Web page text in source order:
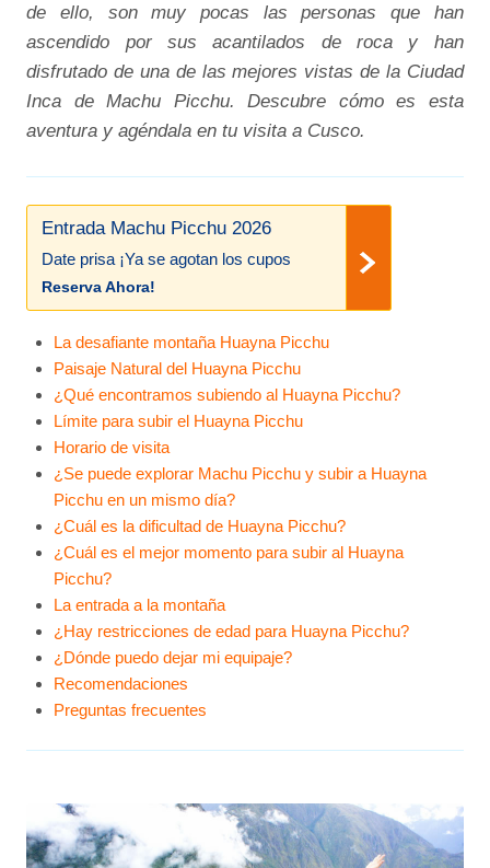
de ello, son muy pocas las personas que han
ascendido por sus acantilados de roca y han
disfrutado de una de las mejores vistas de la Ciudad
Inca de Machu Picchu. Descubre cómo es esta
aventura y agéndala en tu visita a Cusco.
Entrada Machu Picchu 2026
Date prisa ¡Ya se agotan los cupos
Reserva Ahora!
La desafiante montaña Huayna Picchu
Paisaje Natural del Huayna Picchu
¿Qué encontramos subiendo al Huayna Picchu?
Límite para subir el Huayna Picchu
Horario de visita
¿Se puede explorar Machu Picchu y subir a Huayna
Picchu en un mismo día?
¿Cuál es la dificultad de Huayna Picchu?
¿Cuál es el mejor momento para subir al Huayna
Picchu?
La entrada a la montaña
¿Hay restricciones de edad para Huayna Picchu?
¿Dónde puedo dejar mi equipaje?
Recomendaciones
Preguntas frecuentes